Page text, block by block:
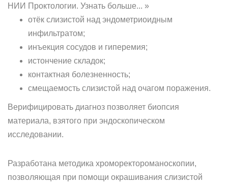
НИИ Проктологии. Узнать больше... »
отёк слизистой над эндометриоидным
инфильтратом;
инъекция сосудов и гиперемия;
истончение складок;
контактная болезненность;
смещаемость слизистой над очагом поражения.
Верифицировать диагноз позволяет биопсия
материала, взятого при эндоскопическом
исследовании.
Разработана методика хроморектороманоскопии,
позволяющая при помощи окрашивания слизистой